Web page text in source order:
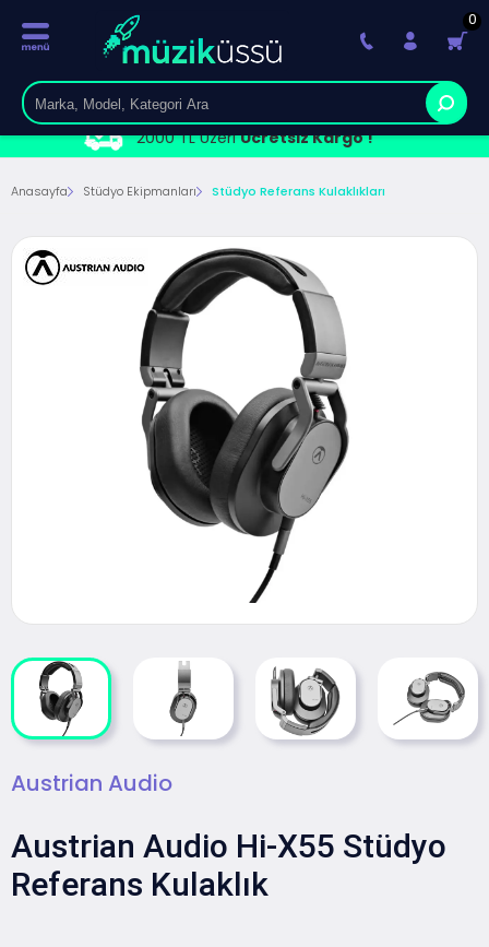
2000 TL ÜzeriÜcretsiz Kargo !
0
Anasayfa Stüdyo Ekipmanları Stüdyo Referans Kulaklıkları
Austrian Audio
Austrian Audio Hi-X55 Stüdyo
Referans Kulaklık